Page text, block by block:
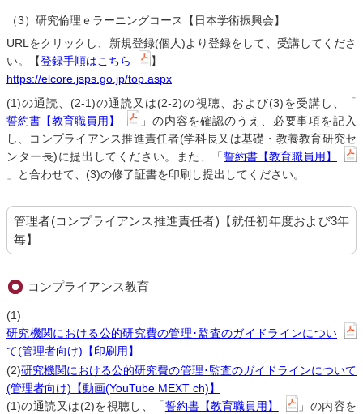
（3）研究倫理ｅラーニングコース【日本学術振興会】
URLをクリックし、新規登録(個人)より登録をして、受講してくださ
い。【登録手順はこちら
】
https://elcore.jsps.go.jp/top.aspx
(1)の通読、(2-1)の通読又は(2-2)の視聴、および(3)を受講し、「
誓約書【教育職員用】
」の内容を確認のうえ、必要事項を記入
し、コンプライアンス推進責任者(学科長又は基礎・教養教育研究セ
ンター長)に提出してください。また、「誓約書【教育職員用】
」と合わせて、(3)の修了証書を印刷し提出してください。
管理者(コンプライアンス推進責任者)【就任初年度および3年
毎】
コンプライアンス教育
(1)
研究機関における公的研究費の管理･監査のガイドラインについ
て(管理者向け)【印刷用】
(2)研究機関における公的研究費の管理･監査のガイドラインについて
(管理者向け)【動画(YouTube MEXT ch)】
(1)の通読又は(2)を視聴し、「誓約書【教育職員用】
」の内容を